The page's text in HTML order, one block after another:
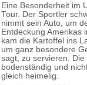
Eine Besonderheit im
Tour. Der Sportler
nimmt sein Auto, um
Entdeckung Amerikas
kam die Kartoffel ins
um ganz besondere
sagt, zu servieren.
bodenständig und
gleich heimelig.